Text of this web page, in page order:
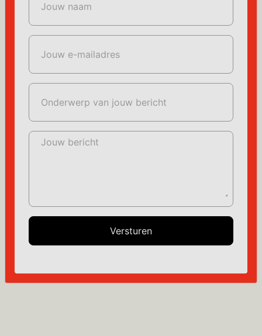
Jouw naam
Jouw e-mailadres
Onderwerp van jouw bericht
Jouw bericht
Versturen